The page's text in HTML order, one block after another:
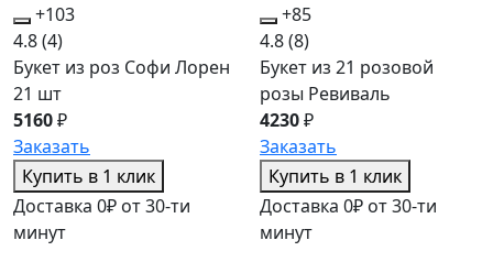
+103
4.8(4)
Букет из роз Софи Лорен
21 шт
5160₽
Заказать
Купить в 1 клик
Доставка 0₽ от 30-ти
минут
+85
4.8(8)
Букет из 21 розовой
розы Ревиваль
4230₽
Заказать
Купить в 1 клик
Доставка 0₽ от 30-ти
минут